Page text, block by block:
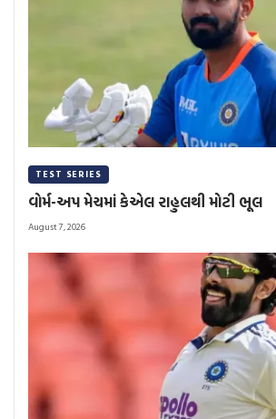
TEST SERIES
વોર્મ-અપ મેચમાં કેએલ રાહુલથી મોટી ભૂલ
August 7, 2026